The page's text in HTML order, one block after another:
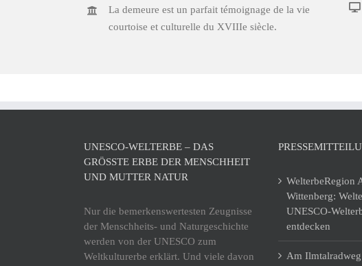
La demeure est un parfait témoignage de la vie
courtoise et culturelle du XVIIIe siècle.
UNESCO-WELTERBE – DAS
GRÖSSTE ERBE DER MENSCHHEIT U
ND MUTTER NATUR
Nur die bemerkenswertesten Zeugnisse
der Menschheits- und Naturgeschichte
werden von der UNESCO zum
Weltkulturerbe erklärt. Und viele davon
WelterbeRegion
Wittenberg:
UNESCO-
entdecken
Am